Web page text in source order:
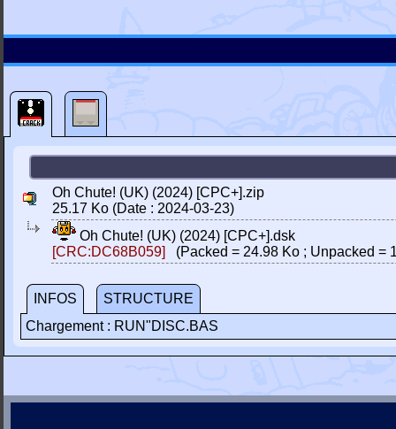
Oh Chute! (UK) (2024) [CPC+].zip
25.17 Ko (Date : 2024-03-23)
Oh Chute! (UK) (2024) [CPC+].dsk
[CRC:DC68B059]
(Packed = 24.98 Ko ; Unpacked =
INFOS
STRUCTURE
Chargement : RUN"DISC.BAS